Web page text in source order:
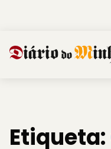
Etiqueta: